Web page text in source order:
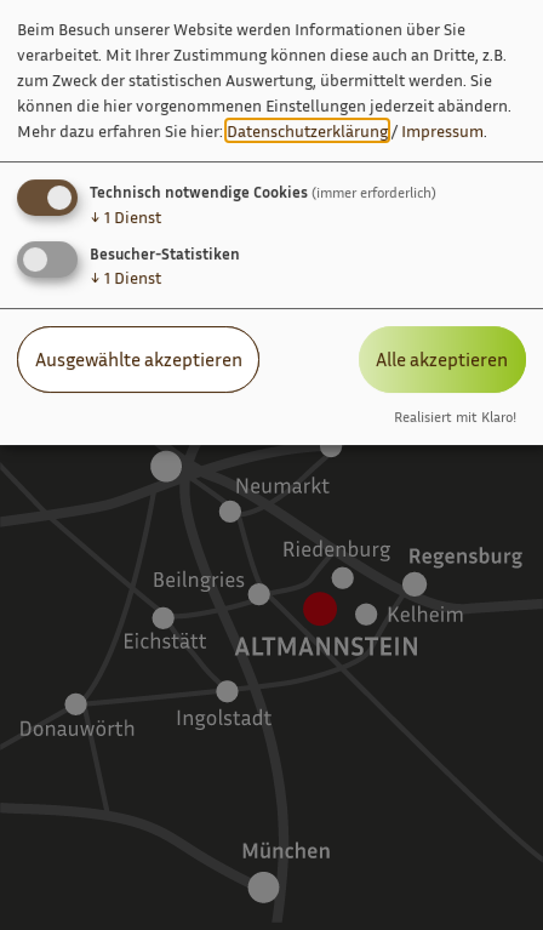
Ansprechpartner
Frau Manuela Müller
09446 9021-15
Beim Besuch unserer Website werden Informationen über Sie
verarbeitet. Mit Ihrer Zustimmung können diese auch an Dritte, z.B.
zum Zweck der statistischen Auswertung, übermittelt werden. Sie
können die hier vorgenommenen Einstellungen jederzeit abändern.
Mehr dazu erfahren Sie hier: Datenschutzerklärung/ Impressum.
Technisch notwendige Cookies (immer erforderlich)
↓ 1 Dienst
Besucher-Statistiken
↓ 1 Dienst
Ausgewählte akzeptieren Alle akzeptieren
Realisiert mit Klaro!